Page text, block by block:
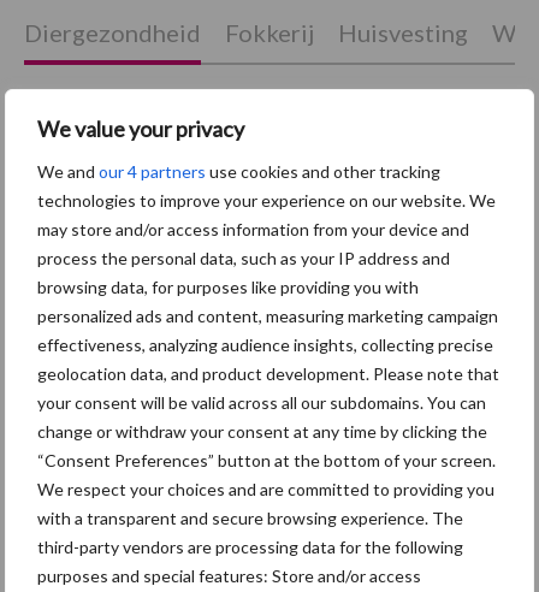
We value your privacy
We and our 4 partners use cookies and other tracking
technologies to improve your experience on our website. We
may store and/or access information from your device and
process the personal data, such as your IP address and
browsing data, for purposes like providing you with
personalized ads and content, measuring marketing campaign
effectiveness, analyzing audience insights, collecting precise
geolocation data, and product development. Please note that
your consent will be valid across all our subdomains. You can
change or withdraw your consent at any time by clicking the
“Consent Preferences” button at the bottom of your screen.
We respect your choices and are committed to providing you
with a transparent and secure browsing experience. The
third-party vendors are processing data for the following
purposes and special features: Store and/or access
Primaire
Sidebar
Recent nieuws Partner nieuws
Britse varkenssector vreest
afzetcrisis in het najaar
Diergezondheid Fokkerij Huisvesting
varkenspest
Brachyspira
Toon meer